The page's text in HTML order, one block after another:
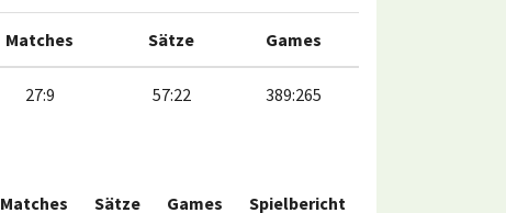
Matches Sätze Games
27:9 57:22 389:265
Matches Sätze Games Spielbericht